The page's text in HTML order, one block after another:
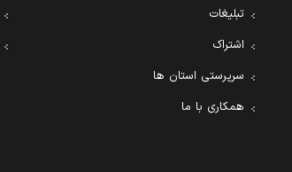
تبلیغات
اشتراک
سرپرستی استان ها
همکاری با ما